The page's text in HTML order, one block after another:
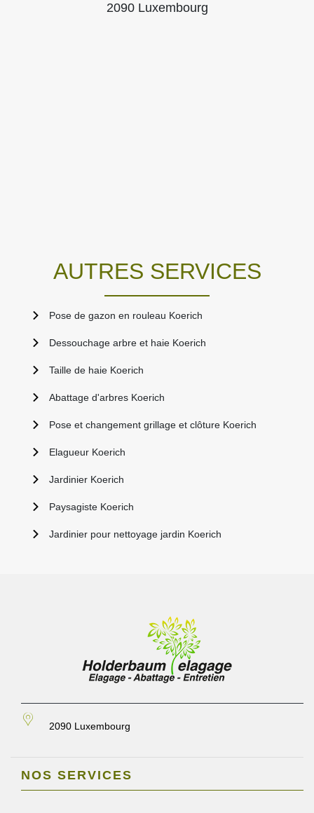
2090 Luxembourg
AUTRES SERVICES
Pose de gazon en rouleau Koerich
Dessouchage arbre et haie Koerich
Taille de haie Koerich
Abattage d'arbres Koerich
Pose et changement grillage et clôture Koerich
Elagueur Koerich
Jardinier Koerich
Paysagiste Koerich
Jardinier pour nettoyage jardin Koerich
2090 Luxembourg
NOS SERVICES